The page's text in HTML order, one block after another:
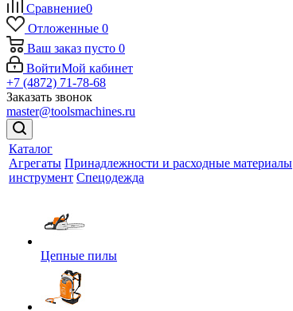
Сравнение0
Отложенные 0
Ваш заказ пусто 0
ВойтиМой кабинет
+7 (4872) 71-78-68
Заказать звонок
master@toolsmachines.ru
Каталог
Агрегаты Принадлежности и расходные материалы
инструмент Спецодежда
Цепные пилы